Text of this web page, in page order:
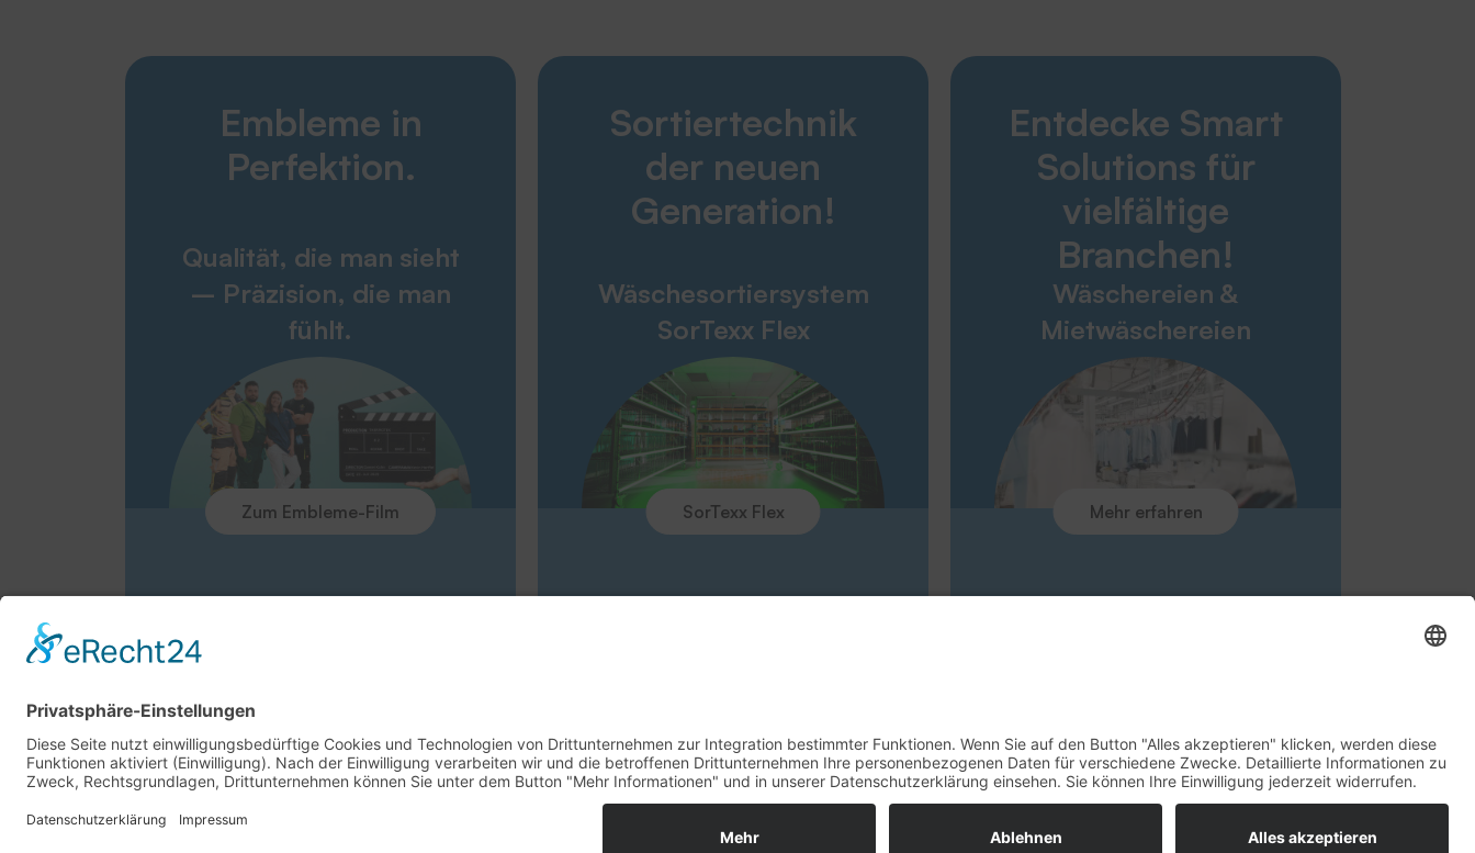
Embleme in
Perfektion.
Qualität, die man sieht
– Präzision, die man
fühlt.
Zum Embleme-Film
Sortiertechnik
der neuen
Generation!
Wäschesortiersystem
SorTexx Flex
SorTexx Flex
Entdecke Smart
Solutions für
vielfältige
Branchen!
Wäschereien &
Mietwäschereien
Mehr erfahren
Karriere
Produkte
Unternehmen
Service
Engagement
Umweltpolitik
Unternehmen
Messen
Wäschereien & Mietwäschereien
Altenheim & Pflegebereich
Krankenhaus & Gesundheitswesen
Industrie & Konfektion
Technischer Handel
Feuerwehren & Rettungsdienste
Service & Kontakt
Downloads
Ansprechpartner
Rücknahme Altgeräte
Umfrage zur Kundenzufriedenheit
© 2026 - THERMOTEX NAGEL GmbH. Alle Rechte vorbehalten